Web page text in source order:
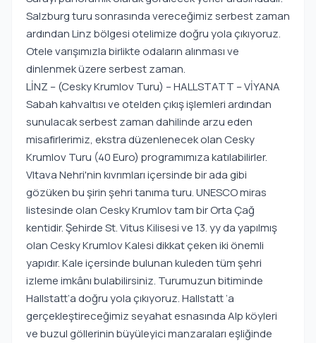
Salzburg turu sonrasında vereceğimiz serbest zaman
ardından Linz bölgesi otelimize doğru yola çıkıyoruz.
Otele varışımızla birlikte odaların alınması ve
dinlenmek üzere serbest zaman.
LİNZ – (Cesky Krumlov Turu) – HALLSTATT – VİYANA
Sabah kahvaltısı ve otelden çıkış işlemleri ardından
sunulacak serbest zaman dahilinde arzu eden
misafirlerimiz, ekstra düzenlenecek olan Cesky
Krumlov Turu (40 Euro) programımıza katılabilirler.
Vltava Nehri'nin kıvrımları içersinde bir ada gibi
gözüken bu şirin şehri tanıma turu. UNESCO miras
listesinde olan Cesky Krumlov tam bir Orta Çağ
kentidir. Şehirde St. Vitus Kilisesi ve 13. yy da yapılmış
olan Cesky Krumlov Kalesi dikkat çeken iki önemli
yapıdır. Kale içersinde bulunan kuleden tüm şehri
izleme imkânı bulabilirsiniz. Turumuzun bitiminde
Hallstatt’a doğru yola çıkıyoruz. Hallstatt ‘a
gerçekleştireceğimiz seyahat esnasında Alp köyleri
ve buzul göllerinin büyüleyici manzaraları eşliğinde